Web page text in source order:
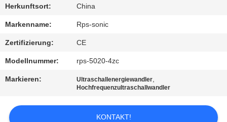
SIE
MIT
UNS
IN
VERBINDUNG
NACHRICHTEN
Herkunftsort: China
Markenname: Rps-sonic
Zertifizierung: CE
Modellnummer: rps-5020-4zc
Markieren: Ultraschallenergiewandler,
Hochfrequenzultraschallwandler
KONTAKT!